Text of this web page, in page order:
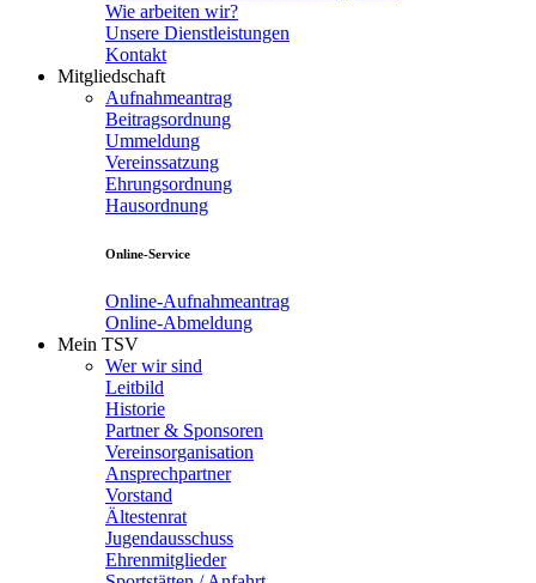
Wie arbeiten wir?
Unsere Dienstleistungen
Kontakt
Mitgliedschaft
Aufnahmeantrag
Beitragsordnung
Ummeldung
Vereinssatzung
Ehrungsordnung
Hausordnung
Online-Service
Online-Aufnahmeantrag
Online-Abmeldung
Mein TSV
Wer wir sind
Leitbild
Historie
Partner & Sponsoren
Vereinsorganisation
Ansprechpartner
Vorstand
Ältestenrat
Jugendausschuss
Ehrenmitglieder